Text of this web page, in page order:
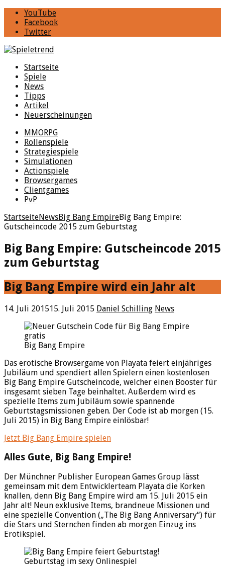
YouTube
Facebook
Twitter
Startseite
Spiele
News
Tipps
Artikel
Neuerscheinungen
MMORPG
Rollenspiele
Strategiespiele
Simulationen
Actionspiele
Browsergames
Clientgames
PvP
StartseiteNewsBig Bang EmpireBig Bang Empire:
Gutscheincode 2015 zum Geburtstag
Big Bang Empire: Gutscheincode 2015
zum Geburtstag
Big Bang Empire wird ein Jahr alt
14. Juli 201515. Juli 2015 Daniel Schilling News
Big Bang Empire
Das erotische Browsergame von Playata feiert einjähriges
Jubiläum und spendiert allen Spielern einen kostenlosen
Big Bang Empire Gutscheincode, welcher einen Booster für
insgesamt sieben Tage beinhaltet. Außerdem wird es
spezielle Items zum Jubiläum sowie spannende
Geburtstagsmissionen geben. Der Code ist ab morgen (15.
Juli 2015) in Big Bang Empire einlösbar!
Jetzt Big Bang Empire spielen
Alles Gute, Big Bang Empire!
Der Münchner Publisher European Games Group lässt
gemeinsam mit dem Entwicklerteam Playata die Korken
knallen, denn Big Bang Empire wird am 15. Juli 2015 ein
Jahr alt! Neun exklusive Items, brandneue Missionen und
eine spezielle Convention („The Big Bang Anniversary“) für
die Stars und Sternchen finden ab morgen Einzug ins
Erotikspiel.
Geburtstag im sexy Onlinespiel